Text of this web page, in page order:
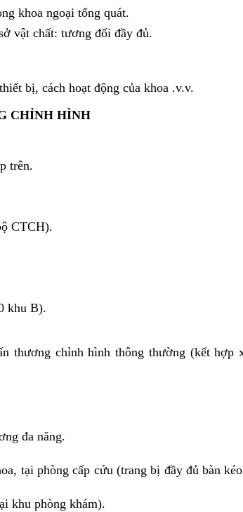
khoa ngoại tổng quát.
vật chất: tương đối đầy đủ.
bị, cách hoạt động của khoa .v.v.
CHỈNH HÌNH
trên.
CTCH).
khu B).
thương chỉnh hình thông thường (kết hợp
đa năng.
tại phòng cấp cứu (trang bị đầy đủ bàn
khu phòng khám).